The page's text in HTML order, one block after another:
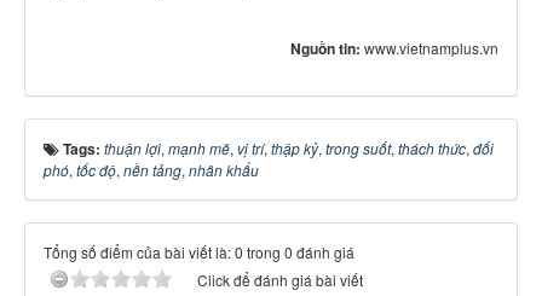
Nguồn tin: www.vietnamplus.vn
Tags: thuận lợi, mạnh mẽ, vị trí, thập kỷ, trong suốt, thách thức, đối
phó, tốc độ, nền tảng, nhân khẩu
Tổng số điểm của bài viết là: 0 trong 0 đánh giá
Click để đánh giá bài viết